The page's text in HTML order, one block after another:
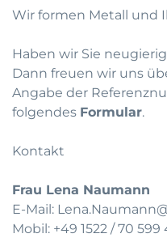
Wir formen Metall und
Haben wir Sie
Dann freuen wir uns
Angabe der
folgendes Formular.
Kontakt
Frau Lena Naumann
E-Mail:
Mobil: +49 1522 / 70 599